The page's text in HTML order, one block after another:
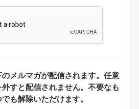
メルマガが配信されます。任意
すと配信されません。不要なも
も解除いただけます。